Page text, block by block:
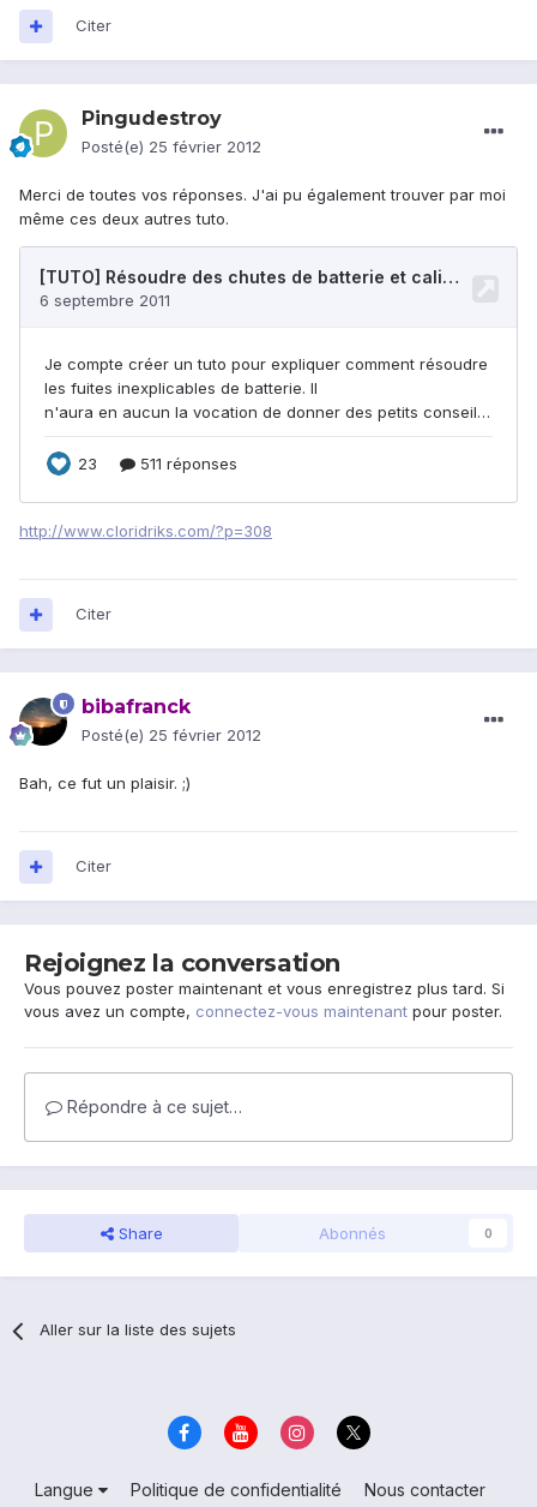
Citer
Pingudestroy
Posté(e) 25 février 2012
Merci de toutes vos réponses. J'ai pu également trouver par moi
même ces deux autres tuto.
http://www.cloridriks.com/?p=308
Citer
bibafranck
Posté(e) 25 février 2012
Bah, ce fut un plaisir. ;)
Citer
Rejoignez la conversation
Vous pouvez poster maintenant et vous enregistrez plus tard. Si
vous avez un compte, connectez-vous maintenant pour poster.
Répondre à ce sujet…
Share Abonnés 0
Aller sur la liste des sujets
Langue Politique de confidentialité
Nous contacter